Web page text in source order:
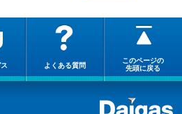
よくある質問
このページの
先頭に戻る